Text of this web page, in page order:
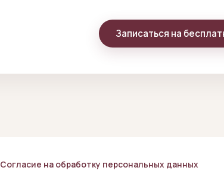
Записаться на
Согласие на обработку персональных данных